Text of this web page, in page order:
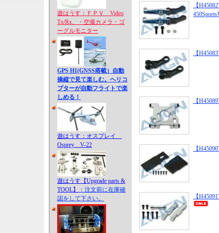
遊はうす：ＦＰＶ Video
Tx/Rx、・空撮カメラ・ゴ
ーグルモニター
GPS H1(GNSS搭載）自動
操縦で見て楽しむ。ヘリコ
プターが自動フライトで楽
しめる！
遊はうす：オスプレイ
Osprey V-22
遊はうす【Upgrade parts &
TOOL】
：注文前に在庫確
認をして下さい。
【
【
【
【
【